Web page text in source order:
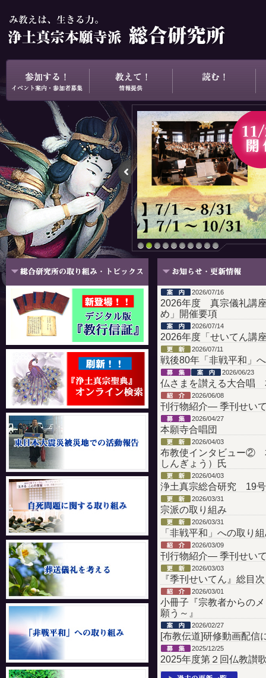
1 2 3 4 5 6 7 8 9 10
2026/07/16
2026年度 真宗儀礼講
め」開催要項
2026/07/14
2026年度「せいてん講
2026/07/11
戦後80年「非戦平和」
2026/06/23
仏さまを讃える大合唱
2026/06/08
刊行物紹介― 季刊せ
2026/04/27
本願寺合唱団
2026/04/03
布教使インタビュー②
しんぎょう）氏
2026/04/03
浄土真宗総合研究 19
2026/03/31
宗派の取り組み
2026/03/31
「非戦平和」への取り
2026/03/09
刊行物紹介― 季刊せ
2026/03/03
『季刊せいてん』総目次
2026/03/01
小冊子『宗教者からの
願う～』
2026/02/27
[布教伝道]研修動画配信
2025/12/25
2025年度第２回仏教讃